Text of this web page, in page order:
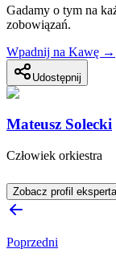
Gadamy o tym na
zobowiązań.
Wpadnij na Kawę →
Udostępnij
Mateusz Solecki
Człowiek orkiestra
Zobacz profil eksperta
Poprzedni